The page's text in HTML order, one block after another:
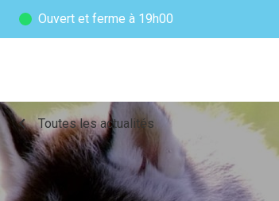
Ouvert et ferme à 19h00
chevron_left Toutes les actualités